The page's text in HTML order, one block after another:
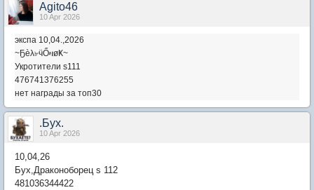
Agito46
10 Apr 2026
экспа 10,04.,2026
~Ҕèλ৮ӵỔዛøҜ~
Укротители s111
476741376255
нет награды за топ30
.Бyx.
10 Apr 2026
10,04,26
Бух,Драконоборец s 112
481036344422